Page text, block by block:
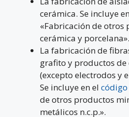
cerámica. Se incluye
«Fabricación de otros
cerámica y porcelana».
La fabricación de
grafito y productos de
(excepto electrodos y
Se incluye en el
de otros productos
metálicos n.c.p.».